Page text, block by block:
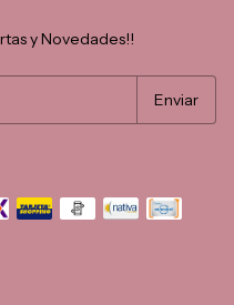
y Novedades!!